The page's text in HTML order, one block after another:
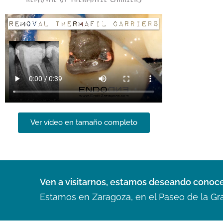
Ver vídeo en tamaño completo
Ven a visitarnos, estamos deseando
Estamos en Zaragoza, en el Paseo de la